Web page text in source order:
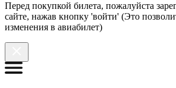
Перед покупкой билета, пожалуйста
сайте, нажав кнопку 'войти' (Это
изменения в авиабилет)